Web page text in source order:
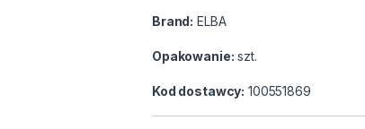
Brand: ELBA
Opakowanie: szt.
Kod dostawcy: 100551869